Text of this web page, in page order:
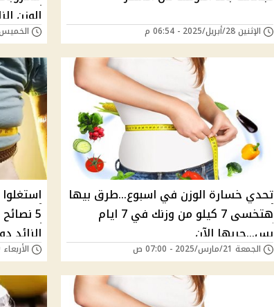
الإثنين 28/أبريل/2025 - 06:54 م
الوزن
الخميس 10/أبريل/2025 -
تحدي خسارة الوزن في اسبوع...طرق بيها
هتخسى 7 كيلو من وزنك في 7 ايام
بس...جربها الآن
الجمعة 21/مارس/2025 - 07:00 ص
5
الزائد
الأربعاء 19/مارس/2025 - 05:13 م